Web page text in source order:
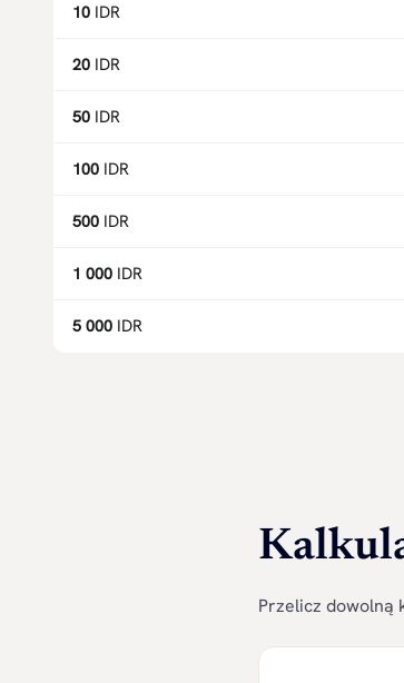
10 IDR
20 IDR
50 IDR
100 IDR
500 IDR
1 000 IDR
5 000 IDR
Przelicz dowolną